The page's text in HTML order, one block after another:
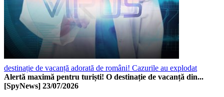
destinație de vacanță adorată de români! Cazurile au explodat
Alertă maximă pentru turiști! O destinație de vacanță din...
[SpyNews] 23/07/2026